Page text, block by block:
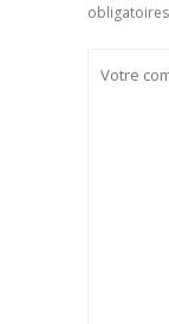
obligatoires